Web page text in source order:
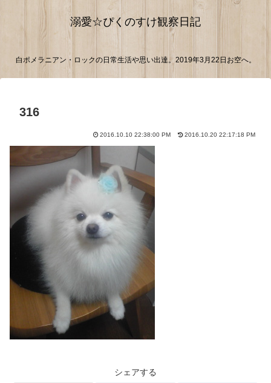
溺愛☆ぴくのすけ観察日記
白ポメラニアン・ロックの日常生活や思い出達。2019年3月22日お空へ。
316
2016.10.10 22:38:00 PM 2016.10.20 22:17:18 PM
シェアする